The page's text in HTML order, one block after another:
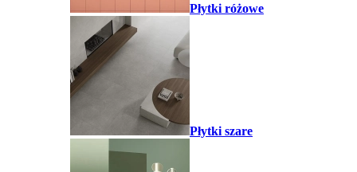
Płytki różowe
Płytki szare